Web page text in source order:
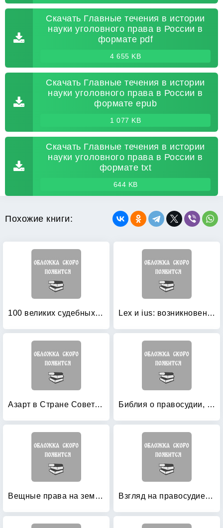
Скачать Главные течения в истории
науки уголовного права в России в
формате pdf
4 655 KB
Скачать Главные течения в истории
науки уголовного права в России в
формате epub
1 077 KB
Скачать Главные течения в истории
науки уголовного права в России в
формате txt
644 KB
Похожие книги:
100 великих судебных процессов Lex и ius: возникновение и развитие римского права в VII-III вв: до н. э
Азарт в Стране Советов: В 3-х томах. Том 1: Азартные игры Библия о правосудии, праве и морали
Вещные права на землю в избранных фрагментах из Дигест Юстиниана Взгляд на правосудие изнутри: Прокурорские хроники